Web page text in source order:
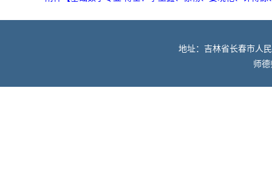
地址：吉林省长春市人
师德